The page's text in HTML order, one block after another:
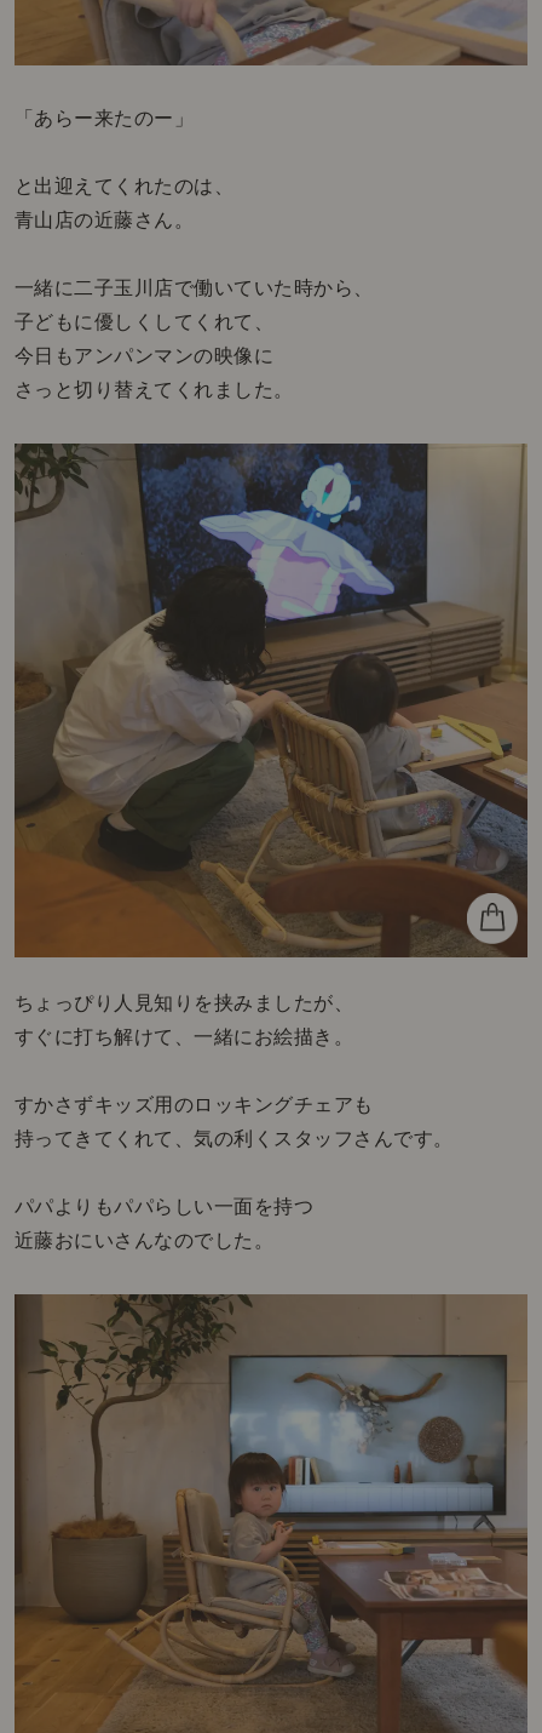
「あらー来たのー」
と出迎えてくれたのは、
青山店の近藤さん。
一緒に二子玉川店で働いていた時から、
子どもに優しくしてくれて、
今日もアンパンマンの映像に
さっと切り替えてくれました。
ちょっぴり人見知りを挟みましたが、
すぐに打ち解けて、一緒にお絵描き。
すかさずキッズ用のロッキングチェアも
持ってきてくれて、気の利くスタッフさんです。
パパよりもパパらしい一面を持つ
近藤おにいさんなのでした。